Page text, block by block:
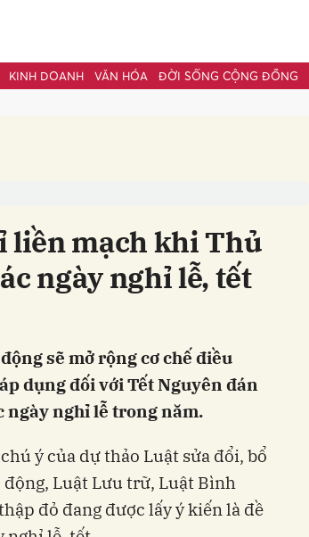
KINH DOANH VĂN HÓA ĐỜI SỐNG CỘNG ĐỒNG
liền mạch khi Thủ
ngày nghỉ lễ, tết
sẽ mở rộng cơ chế điều
dụng đối với Tết Nguyên đán
ngày nghỉ lễ trong năm.
ý của dự thảo Luật sửa đổi, bổ
Luật Lưu trữ, Luật Bình
đỏ đang được lấy ý kiến là đề